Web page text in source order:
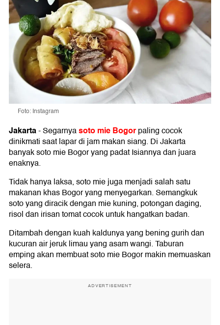
Foto: Instagram
Jakarta-Segarnyasoto mie Bogorpaling cocok
dinikmati saat lapar di jam makan siang. Di Jakarta
banyak soto mie Bogor yang padat Isiannya dan juara
enaknya.
Tidak hanya laksa, soto mie juga menjadi salah satu
makanan khas Bogor yang menyegarkan. Semangkuk
soto yang diracik dengan mie kuning, potongan daging,
risol dan irisan tomat cocok untuk hangatkan badan.
Ditambah dengan kuah kaldunya yang bening gurih dan
kucuran air jeruk limau yang asam wangi. Taburan
emping akan membuat soto mie Bogor makin memuaskan
selera.
ADVERTISEMENT